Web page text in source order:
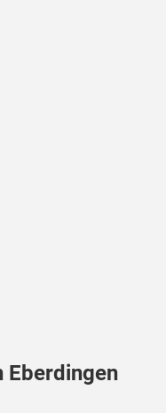
Eberdingen